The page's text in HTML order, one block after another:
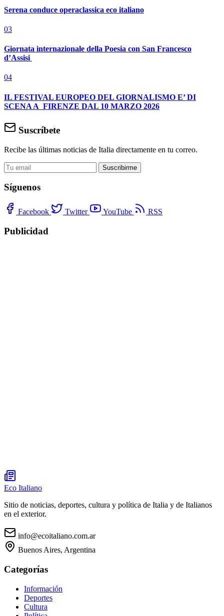
Serena conduce operaclassica eco italiano
03
Giornata internazionale della Poesia con San Francesco
d’Assisi
04
IL FESTIVAL EUROPEO DEL GIORNALISMO E’ DI
SCENA A FIRENZE DAL 10 MARZO 2026
Suscríbete
Recibe las últimas noticias de Italia directamente en tu correo.
Suscribirme
Síguenos
Facebook Twitter YouTube RSS
Publicidad
Eco Italiano
Sitio de noticias, deportes, cultura y política de Italia y de Italianos
en el exterior.
info@ecoitaliano.com.ar
Buenos Aires, Argentina
Categorías
Información
Deportes
Cultura